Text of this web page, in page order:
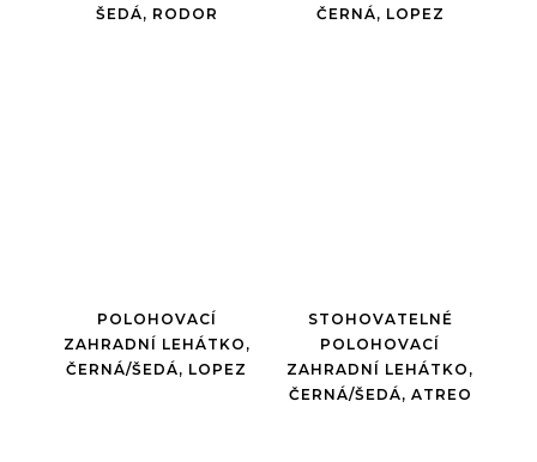
ŠEDÁ, RODOR
ČERNÁ, LOPEZ
POLOHOVACÍ
ZAHRADNÍ LEHÁTKO,
ČERNÁ/ŠEDÁ, LOPEZ
STOHOVATELNÉ
POLOHOVACÍ
ZAHRADNÍ LEHÁTKO,
ČERNÁ/ŠEDÁ, ATREO